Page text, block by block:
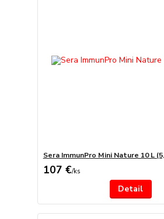
Sera ImmunPro Mini Nature 10 L
107 €/ks
Detail